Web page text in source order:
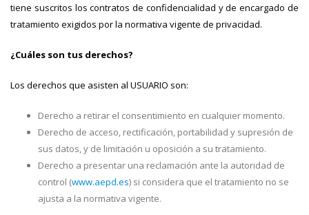
tiene suscritos los contratos de confidencialidad y de encargado de
tratamiento exigidos por la normativa vigente de privacidad.
¿Cuáles son tus derechos?
Los derechos que asisten al USUARIO son:
Derecho a retirar el consentimiento en cualquier momento.
Derecho de acceso, rectificación, portabilidad y supresión de
sus datos, y de limitación u oposición a su tratamiento.
Derecho a presentar una reclamación ante la autoridad de
control (www.aepd.es) si considera que el tratamiento no se
ajusta a la normativa vigente.